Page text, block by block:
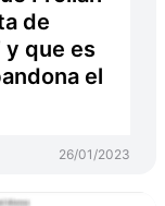
de
que es
el
26/01/2023